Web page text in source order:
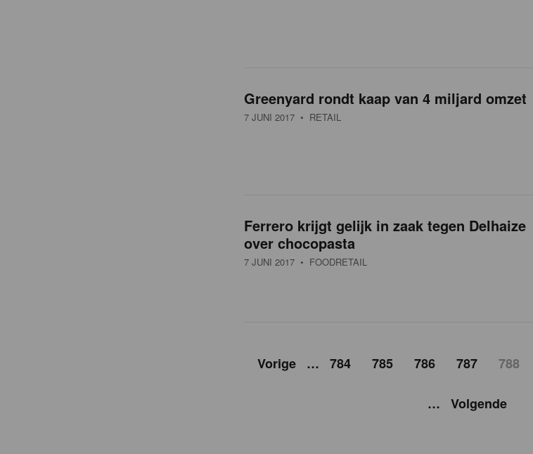
Greenyard rondt kaap van 4 miljard omzet
7 JUNI 2017 • RETAIL
Ferrero krijgt gelijk in zaak tegen Delhaize
over chocopasta
7 JUNI 2017 • FOODRETAIL
Vorige … 784 785 786 787 788
… Volgende